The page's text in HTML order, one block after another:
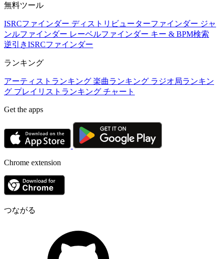
無料ツール
ISRCファインダー ディストリビューターファインダー ジャ
ンルファインダー レーベルファインダー キー & BPM検索
逆引きISRCファインダー
ランキング
アーティストランキング 楽曲ランキング ラジオ局ランキン
グ プレイリストランキング チャート
Get the apps
Chrome extension
つながる